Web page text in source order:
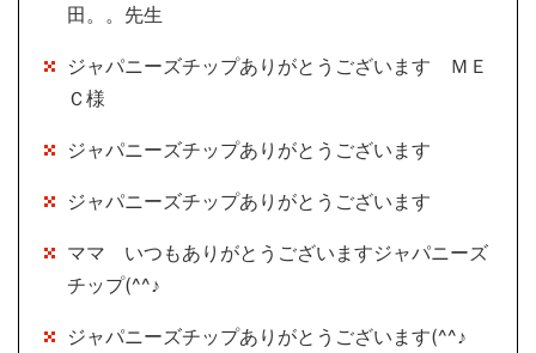
田。。先生
ジャパニーズチップありがとうございます ＭＥ
Ｃ様
ジャパニーズチップありがとうございます
ジャパニーズチップありがとうございます
ママ いつもありがとうございますジャパニーズ
チップ(^^♪
ジャパニーズチップありがとうございます(^^♪